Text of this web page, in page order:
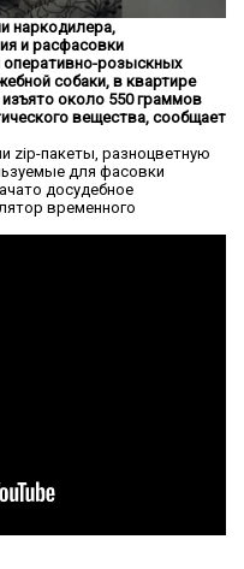
наркодилера,
и расфасовки
оперативно-розыскных
собаки, в квартире
около 550 граммов
вещества, сообщает
zip-пакеты, разноцветную
для фасовки
досудебное
временного